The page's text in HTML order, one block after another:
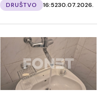
DRUŠTVO 16:5230.07.2026.